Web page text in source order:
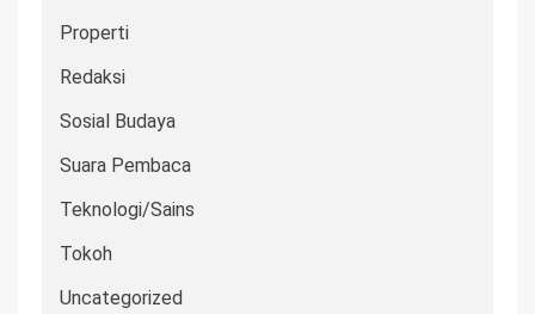
Properti
Redaksi
Sosial Budaya
Suara Pembaca
Teknologi/Sains
Tokoh
Uncategorized